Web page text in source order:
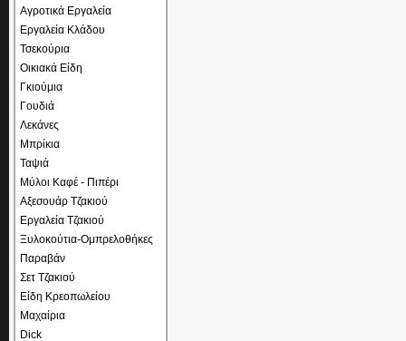
Αγροτικά Εργαλεία
Εργαλεία Κλάδου
Τσεκούρια
Οικιακά Είδη
Γκιούμια
Γουδιά
Λεκάνες
Μπρίκια
Ταψιά
Μύλοι Καφέ - Πιπέρι
Αξεσουάρ Τζακιού
Εργαλεία Τζακιού
Ξυλοκούτια-Ομπρελοθήκες
Παραβάν
Σετ Τζακιού
Είδη Κρεοπωλείου
Μαχαίρια
Dick